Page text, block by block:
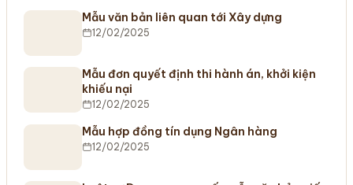
Mẫu văn bản liên quan tới Xây dựng
12/02/2025
Mẫu đơn quyết định thi hành án, khởi kiện
khiếu nại
12/02/2025
Mẫu hợp đồng tín dụng Ngân hàng
12/02/2025